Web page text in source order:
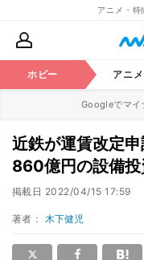
アニメ・特
ホビー アニメ
Googleでマイ
近鉄が運賃改定
860億円の設備投
掲載日 2022/04/15 17:59
著者： 木下健児